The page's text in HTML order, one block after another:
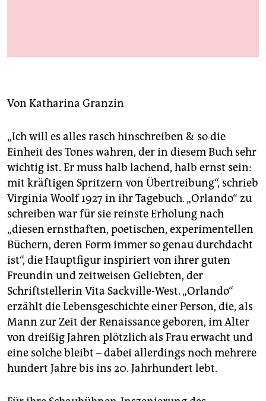
veranstaltungen
fragen & hilfe
abo
genossenschaft
epaper login
Von Katharina Granzin
„Ich will es alles rasch hinschreiben & so die
Einheit des Tones wahren, der in diesem Buch sehr
wichtig ist. Er muss halb lachend, halb ernst sein:
mit kräftigen Spritzern von Übertreibung“, schrieb
Virginia Woolf 1927 in ihr Tagebuch. „Orlando“ zu
schreiben war für sie reinste Erholung nach
„diesen ernsthaften, poetischen, experimentellen
Büchern, deren Form immer so genau durchdacht
ist“, die Hauptfigur inspiriert von ihrer guten
Freundin und zeitweisen Geliebten, der
Schriftstellerin Vita Sackville-West. „Orlando“
erzählt die Lebensgeschichte einer Person, die, als
Mann zur Zeit der Renaissance geboren, im Alter
von dreißig Jahren plötzlich als Frau erwacht und
eine solche bleibt – dabei allerdings noch mehrere
hundert Jahre bis ins 20. Jahrhundert lebt.